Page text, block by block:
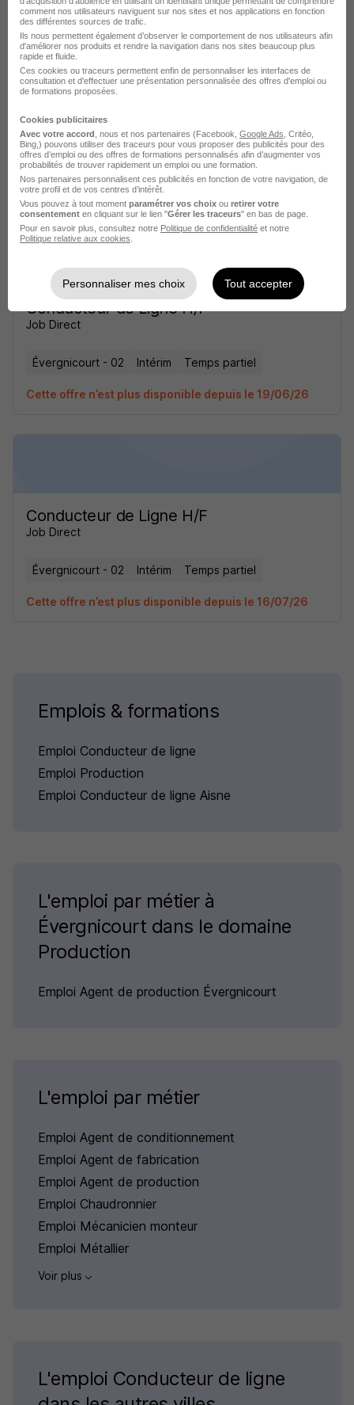
Élargissez votre recherche
Emploi Conducteur de ligne Évergnicourt
Emploi Production à Évergnicourt
Emploi à Évergnicourt
Entreprises qui recrutent à Évergnicourt
Conducteur de Ligne H/F
Job Direct
Évergnicourt - 02 Intérim Temps partiel
Cette offre n’est plus disponible depuis le 19/06/26
Conducteur de Ligne H/F
Job Direct
Évergnicourt - 02 Intérim Temps partiel
Cette offre n’est plus disponible depuis le 16/07/26
Emplois & formations
Emploi Conducteur de ligne
Emploi Production
Emploi Conducteur de ligne Aisne
L'emploi par métier à
Évergnicourt dans le domaine
Production
Emploi Agent de production Évergnicourt
L'emploi par métier
Emploi Agent de conditionnement
Emploi Agent de fabrication
Emploi Agent de production
Emploi Chaudronnier
Emploi Mécanicien monteur
Emploi Métallier
Voir plus
L'emploi Conducteur de ligne
comment nos utilisateurs naviguent sur nos sites et nos applications en fonction
des différentes sources de trafic.
Ils nous permettent également d’observer le comportement de nos utilisateurs afin
d'améliorer nos produits et rendre la navigation dans nos sites beaucoup plus
rapide et fluide.
Ces cookies ou traceurs permettent enfin de personnaliser les interfaces de
consultation et d'effectuer une présentation personnalisée des offres d'emploi ou
de formations proposées.
Cookies publicitaires
Avec votre accord , nous et nos partenaires (Facebook, Google Ads , Critéo,
Bing,) pouvons utiliser des traceurs pour vous proposer des publicités pour des
offres d’emploi ou des offres de formations personnalisés afin d’augmenter vos
probabilités de trouver rapidement un emploi ou une formation.
Nos partenaires personnalisent ces publicités en fonction de votre navigation, de
votre profil et de vos centres d’intérêt.
Vous pouvez à tout moment paramétrer vos choix ou retirer votre
consentement en cliquant sur le lien "Gérer les traceurs" en bas de page.
Pour en savoir plus, consultez notre Politique de confidentialité et notre
Politique relative aux cookies
Personnaliser mes choix Tout accepter